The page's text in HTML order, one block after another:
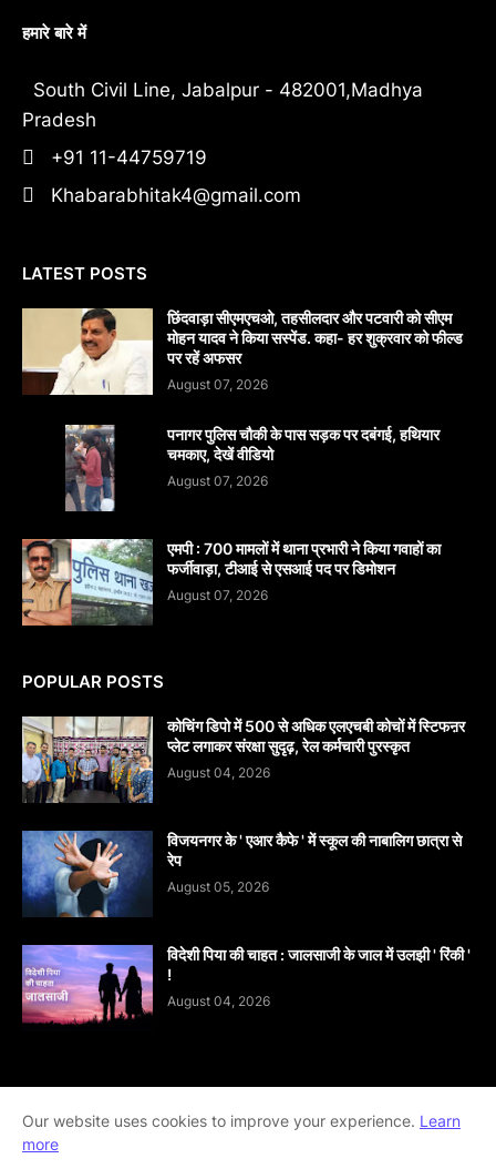
हमारे बारे में
South Civil Line, Jabalpur - 482001,Madhya
Pradesh
+91 11-44759719
Khabarabhitak4@gmail.com
LATEST POSTS
छिंदवाड़ा सीएमएचओ, तहसीलदार और पटवारी को सीएम
मोहन यादव ने किया सस्पेंड. कहा- हर शुक्रवार को फील्ड
पर रहें अफसर
August 07, 2026
पनागर पुलिस चौकी के पास सड़क पर दबंगई, हथियार
चमकाए, देखें वीडियो
August 07, 2026
एमपी : 700 मामलों में थाना प्रभारी ने किया गवाहों का
फर्जीवाड़ा, टीआई से एसआई पद पर डिमोशन
August 07, 2026
POPULAR POSTS
कोचिंग डिपो में 500 से अधिक एलएचबी कोचों में स्टिफऩर
प्लेट लगाकर संरक्षा सुदृढ़, रेल कर्मचारी पुरस्कृत
August 04, 2026
विजयनगर के ' एआर कैफे ' में स्कूल की नाबालिग छात्रा से
रेप
August 05, 2026
विदेशी पिया की चाहत : जालसाजी के जाल में उलझी ' रिंकी '
!
August 04, 2026
Home About contact-us
Disclaimer
Our website uses cookies to improve your experience. Learn
more